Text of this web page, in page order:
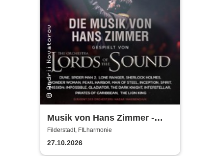
Musik von Hans Zimmer -
gespielt von Lords of the
Sound
Filderstadt, FILharmonie
27.10.2026